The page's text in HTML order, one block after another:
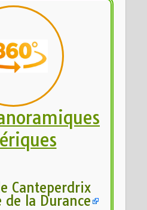
Canteperdrix
de la Durance